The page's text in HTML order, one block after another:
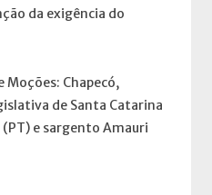
da exigência do
Moções: Chapecó,
de Santa Catarina
e sargento Amauri